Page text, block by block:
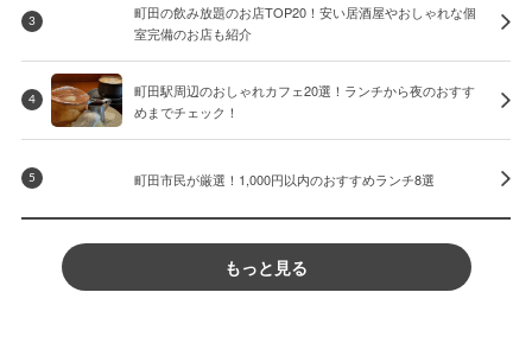
3
町田の飲み放題のお店TOP20！安い居酒屋やおしゃれな個
室完備のお店も紹介
4
町田駅周辺のおしゃれカフェ20選！ランチから夜のおすす
めまでチェック！
5 町田市民が厳選！1,000円以内のおすすめランチ8選
もっと見る